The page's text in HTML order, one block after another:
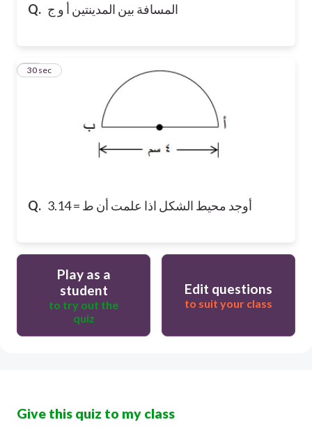
Q. المسافة بين المدينتين أ و ج
Q. أوجد محيط الشكل اذا علمت أن ط = 3.14
21
30 sec
Play as a
student
to try out the
quiz
Edit questions
to suit your class
Give this quiz to my class